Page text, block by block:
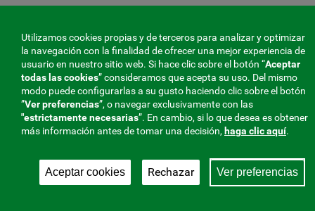
Utilizamos cookies propias y de terceros para analizar y optimizar
la navegación con la finalidad de ofrecer una mejor experiencia de
usuario en nuestro sitio web. Si hace clic sobre el botón “Aceptar
todas las cookies” consideramos que acepta su uso. Del mismo
modo puede configurarlas a su gusto haciendo clic sobre el botón
”Ver preferencias”, o navegar exclusivamente con las
"estrictamentenecesarias”. En cambio, si lo que desea es obtener
más información antes de tomar una decisión, haga clic aquí.
Aceptar cookies Ver preferencias
Rechazar